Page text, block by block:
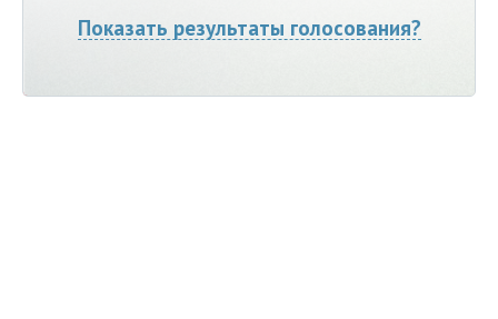
Показать результаты голосования?